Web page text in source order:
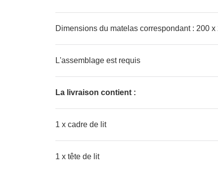
Dimensions du matelas correspondant : 200
L'assemblage est requis
La livraison contient :
1 x cadre de lit
1 x tête de lit